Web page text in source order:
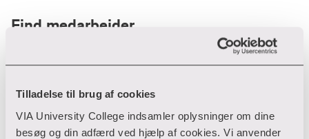
Tilladelse til brug af cookies
VIA University College indsamler oplysninger om dine
besøg og din adfærd ved hjælp af cookies. Vi anvender
Find medarbejder
Filter
Ryd filtre